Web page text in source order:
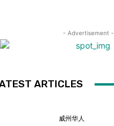
- Advertisement -
ARTICLES
威州华人